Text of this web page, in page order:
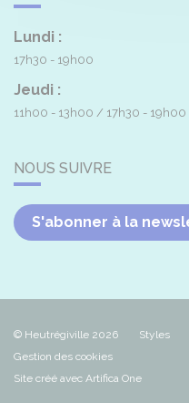
Lundi :
17h30 - 19h00
Jeudi :
11h00 - 13h00 17h30 - 19h00
NOUS SUIVRE
S'abonner à la
© Heutrégiville 2026 Styles
Gestion des cookies
Site créé avec Artifica One